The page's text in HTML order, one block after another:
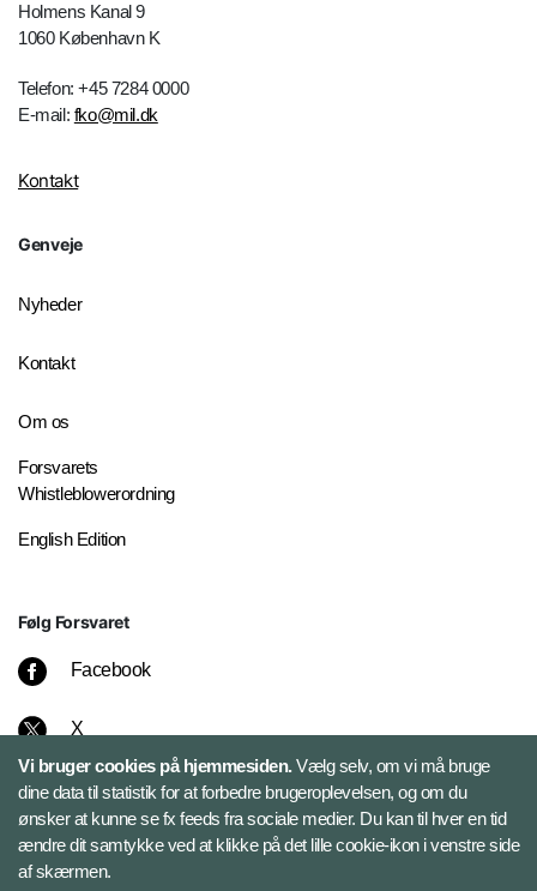
Holmens Kanal 9
1060 København K
Telefon: +45 7284 0000
E-mail: fko@mil.dk
Kontakt
Genveje
Nyheder
Kontakt
Om os
Forsvarets
Whistleblowerordning
English Edition
Følg Forsvaret
Facebook
X
Instagram
Bluesky
Vi bruger cookies på hjemmesiden.Vælg selv, om vi må bruge
dine data til statistik for at forbedre brugeroplevelsen, og om du
ønsker at kunne se fx feeds fra sociale medier. Du kan til hver en tid
ændre dit samtykke ved at klikke på det lille cookie-ikon i venstre side
af skærmen.